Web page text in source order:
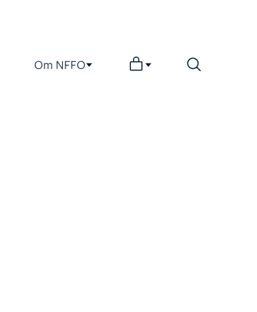
Om NFFO